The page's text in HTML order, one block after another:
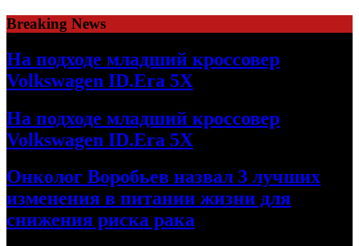
Skip
to
content
Breaking News
На подходе младший кроссовер
Volkswagen ID.Era 5X
На подходе младший кроссовер
Volkswagen ID.Era 5X
Онколог Воробьев назвал 3 лучших
изменения в питании жизни для
снижения риска рака